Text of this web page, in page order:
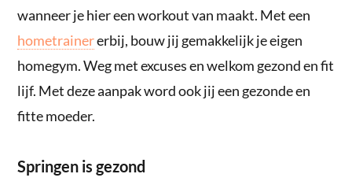
wanneer je hier een workout van maakt. Met een
hometrainererbij, bouw jij gemakkelijk je eigen
homegym. Weg met excuses en welkom gezond en fit
lijf. Met deze aanpak word ook jij een gezonde en
fitte moeder.
Springen is gezond